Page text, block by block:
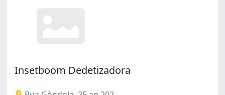
Insetboom Dedetizadora